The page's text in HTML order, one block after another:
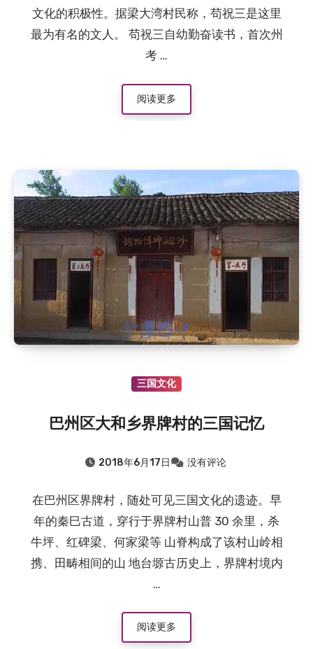
文化的积极性。据梁大湾村民称，苟祝三是这里
最为有名的文人。 苟祝三自幼勤奋读书，首次州
考 …
阅读更多
三国文化
巴州区大和乡界牌村的三国记忆
2018年6月17日 没有评论
在巴州区界牌村，随处可见三国文化的遗迹。早
年的秦巳古道，穿行于界牌村山普 30 余里，杀
牛坪、红碑梁、何家梁等 山脊构成了该村山岭相
携、田畴相间的山 地台塬古历史上，界牌村境内
…
阅读更多